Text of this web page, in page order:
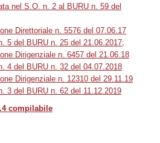
nel S.O. n. 2 al BURU n. 59 del
Direttoriale n. 5576 del 07.06.17
5 del BURU n. 25 del 21.06.2017;
Dirigenziale n. 6457 del 21.06.18
4 del BURU n. 32 del 04.07.2018
Dirigenziale n. 12310 del 29.11.19
3 del BURU n. 62 del 11.12.2019
compilabile